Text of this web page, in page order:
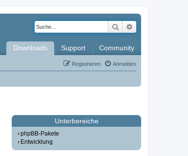
Suche
Downloads Support Community
Anmelden
Registrieren
Unterbereiche
phpBB-Pakete
Entwicklung